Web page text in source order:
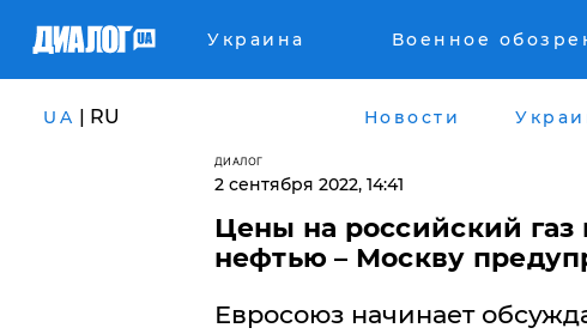
Украина Военное
UA | RU Новости
ДИАЛОГ
2 сентября 2022, 14:41
​Цены на российский газ
нефтью – Москву
Евросоюз начинает